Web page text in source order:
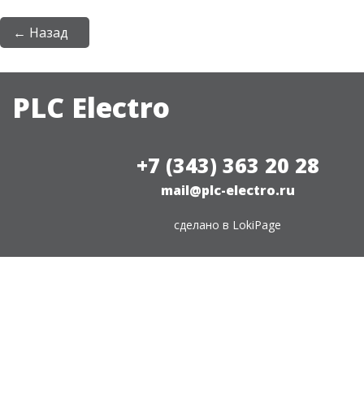
← Назад
PLC Electro
+7 (343) 363 20 28
mail@plc-electro.ru
сделано в LokiPage